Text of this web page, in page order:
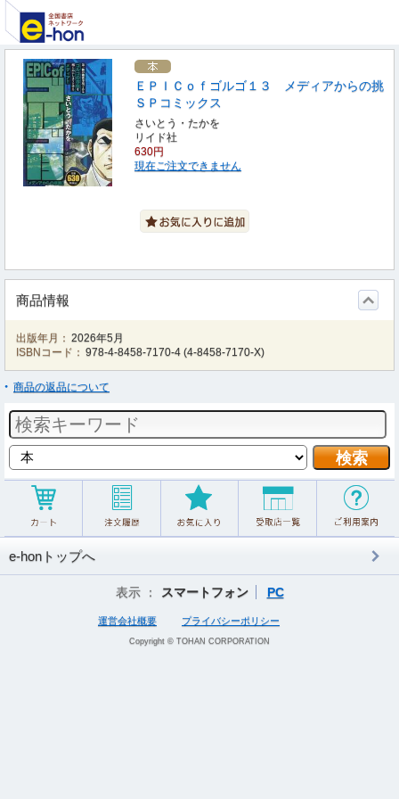
ＥＰＩＣｏｆゴルゴ１３ メディアからの挑
ＳＰコミックス
さいとう・たかを
リイド社
630円
現在ご注文できません
商品情報
出版年月： 2026年5月
ISBNコード： 978-4-8458-7170-4 (4-8458-7170-X)
商品の返品について
e-honトップへ
表示 ： スマートフォン PC
運営会社概要 プライバシーポリシー
Copyright © TOHAN CORPORATION